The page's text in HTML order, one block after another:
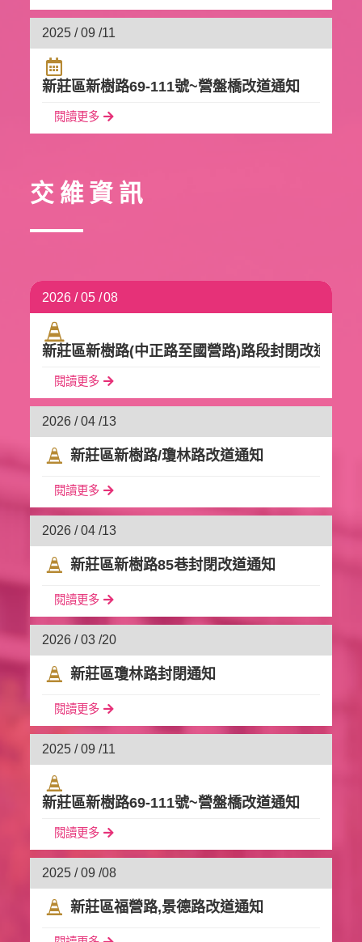
2025 / 09 /11
新莊區新樹路69-111號~營盤橋改道通知
閱讀更多
交維資訊
2026 / 05 /08
新莊區新樹路(中正路至國營路)路段封閉改道通知
閱讀更多
2026 / 04 /13
新莊區新樹路/瓊林路改道通知
閱讀更多
2026 / 04 /13
新莊區新樹路85巷封閉改道通知
閱讀更多
2026 / 03 /20
新莊區瓊林路封閉通知
閱讀更多
2025 / 09 /11
新莊區新樹路69-111號~營盤橋改道通知
閱讀更多
2025 / 09 /08
新莊區福營路‚景德路改道通知